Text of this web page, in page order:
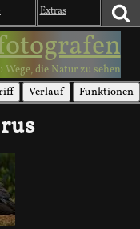
Extras
Wege, die Natur zu sehen
Verlauf Funktionen